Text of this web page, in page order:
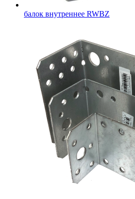
балок внутреннее RWBZ